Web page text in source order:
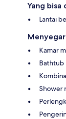
Yang bisa
Lantai
Kamar
Bathtub
Shower